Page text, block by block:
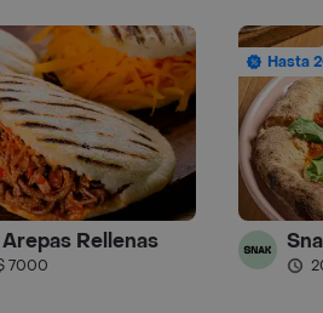
Rellenas
7000
Hasta